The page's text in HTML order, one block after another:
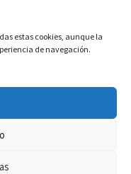
estas cookies, aunque la
de navegación.
Política de cookies